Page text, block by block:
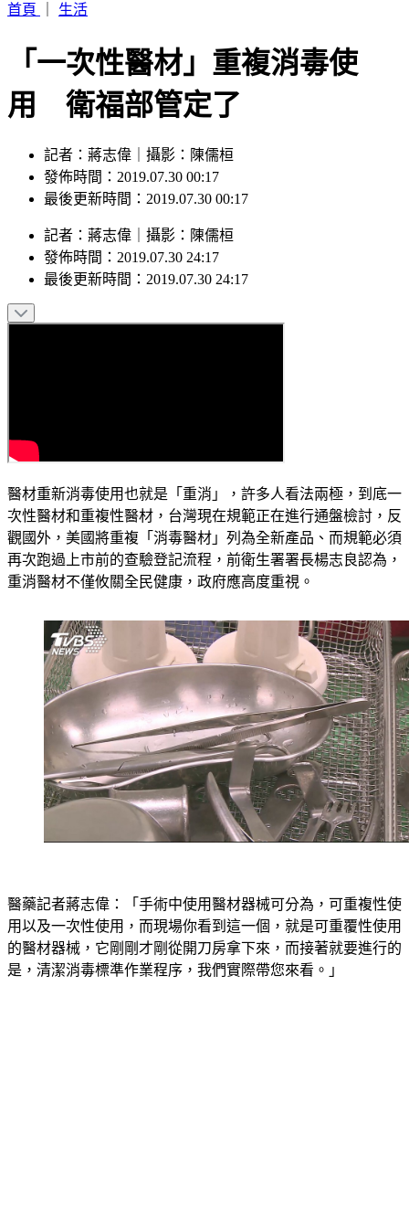
首頁
生活
「一次性醫材」重複消毒使
用 衛福部管定了
記者：蔣志偉｜攝影：陳儒桓
發佈時間：2019.07.30 00:17
最後更新時間：2019.07.30 00:17
記者 ： 蔣志偉 攝影 ： 陳儒桓
發佈時間： 2019.07.30 24:17
最後更新時間： 2019.07.30 24:17
醫材重新消毒使用也就是「重消」，許多人看法兩極，到底一
次性醫材和重複性醫材，台灣現在規範正在進行通盤檢討，反
觀國外，美國將重複「消毒醫材」列為全新產品、而規範必須
再次跑過上市前的查驗登記流程，前衛生署署長楊志良認為，
重消醫材不僅攸關全民健康，政府應高度重視。
醫藥記者蔣志偉：「手術中使用醫材器械可分為，可重複性使
用以及一次性使用，而現場你看到這一個，就是可重覆性使用
的醫材器械，它剛剛才剛從開刀房拿下來，而接著就要進行的
是，清潔消毒標準作業程序，我們實際帶您來看。」